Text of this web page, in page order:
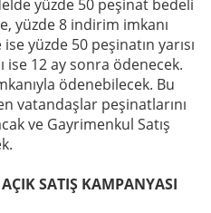
yüzde 50 peşinat bedeli
yüzde 8 indirim imkanı
yüzde 50 peşinatın yarısı
ise 12 ay sonra ödenecek.
ödenebilecek. Bu
vatandaşlar peşinatlarını
ve Gayrimenkul Satış
SATIŞ KAMPANYASI